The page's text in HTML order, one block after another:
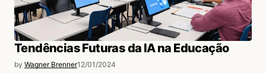
Tendências Futuras da IA na Educação
by Wagner Brenner12/01/2024